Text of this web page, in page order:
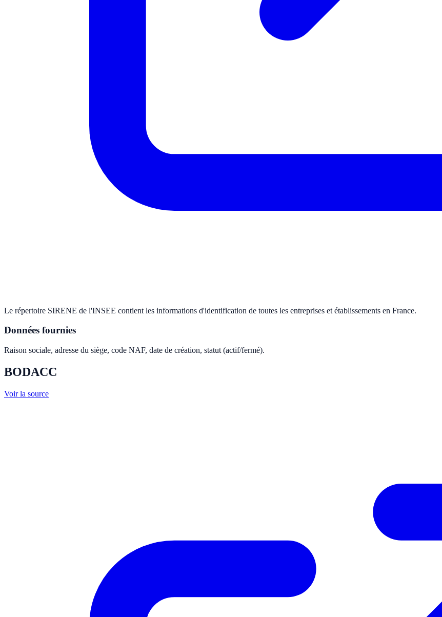
Le répertoire SIRENE de l'INSEE contient les informations d'identification de toutes les entreprises et établissements en France.
Données fournies
Raison sociale, adresse du siège, code NAF, date de création, statut (actif/fermé).
BODACC
Voir la source